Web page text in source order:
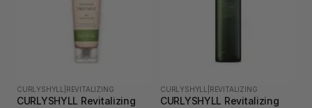
CURLYSHYLL REVITALIZING
CURLYSHYLL Revitalizing
CURLYSHYLL REVITALIZING
CURLYSHYLL Revitalizing